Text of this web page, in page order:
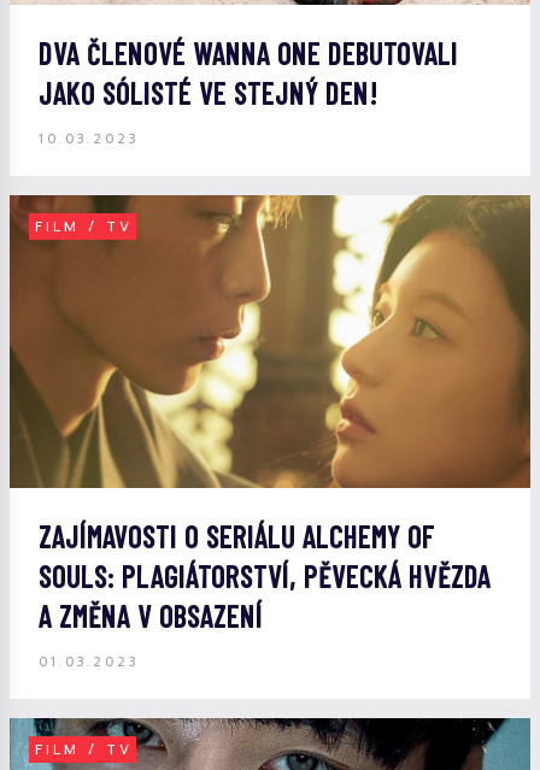
DVA ČLENOVÉ WANNA ONE DEBUTOVALI
JAKO SÓLISTÉ VE STEJNÝ DEN!
10.03.2023
FILM / TV
ZAJÍMAVOSTI O SERIÁLU ALCHEMY OF
SOULS: PLAGIÁTORSTVÍ, PĚVECKÁ HVĚZDA
A ZMĚNA V OBSAZENÍ
01.03.2023
FILM / TV